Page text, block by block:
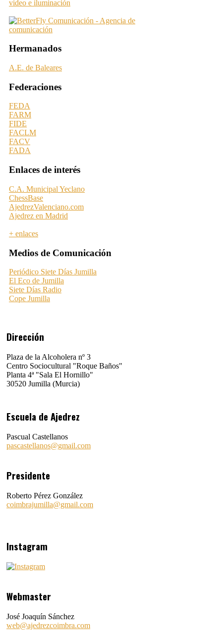
Hermanados
A.E. de Baleares
Federaciones
FEDA
FARM
FIDE
FACLM
FACV
FADA
Enlaces de interés
C.A. Municipal Yeclano
ChessBase
AjedrezValenciano.com
Ajedrez en Madrid
+ enlaces
Medios de Comunicación
Periódico Siete Días Jumilla
El Eco de Jumilla
Siete Días Radio
Cope Jumilla
Dirección
Plaza de la Alcoholera nº 3
Centro Sociocultural "Roque Baños"
Planta 4ª "Sala El Hornillo"
30520 Jumilla (Murcia)
Escuela de Ajedrez
Pascual Castellanos
pascastellanos@gmail.com
Presidente
Roberto Pérez González
coimbrajumilla@gmail.com
Instagram
Webmaster
José Joaquín Sánchez
web@ajedrezcoimbra.com